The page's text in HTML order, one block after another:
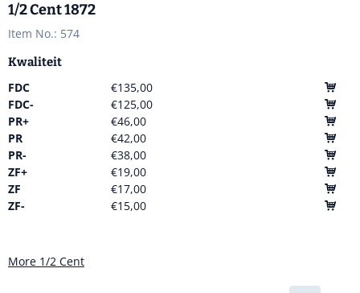
1/2 Cent 1872
Item No.: 574
Kwaliteit
FDC
€135,00
FDC-
€125,00
PR+
€46,00
PR
€42,00
PR-
€38,00
ZF+
€19,00
ZF
€17,00
ZF-
€15,00
More 1/2 Cent